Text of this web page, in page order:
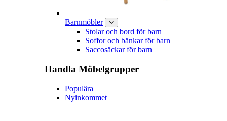
Barnmöbler
Stolar och bord för barn
Soffor och bänkar för barn
Saccosäckar för barn
Handla Möbelgrupper
Populära
Nyinkommet